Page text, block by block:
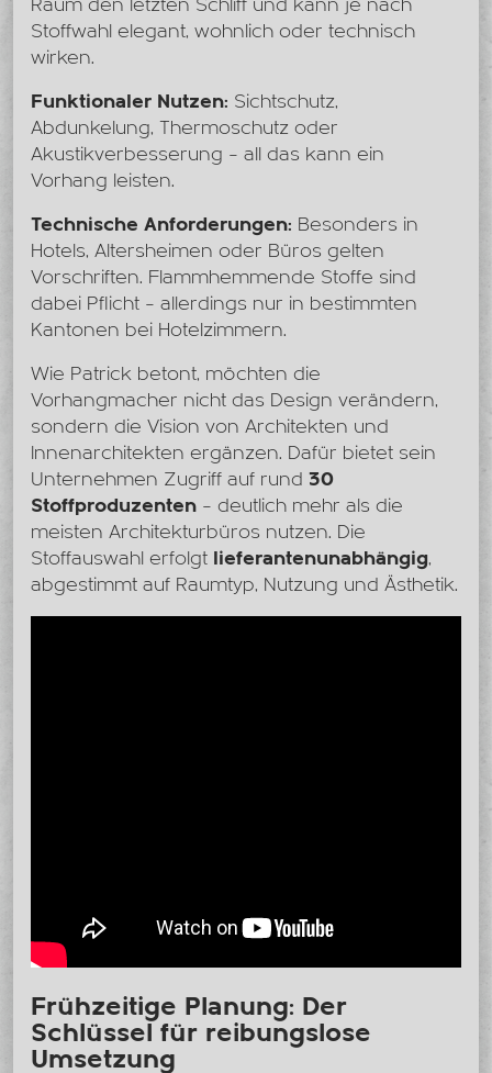
Stoffwahl elegant, wohnlich oder technisch
wirken.
Funktionaler Nutzen: Sichtschutz,
Abdunkelung, Thermoschutz oder
Akustikverbesserung – all das kann ein
Vorhang leisten.
Technische Anforderungen: Besonders in
Hotels, Altersheimen oder Büros gelten
Vorschriften. Flammhemmende Stoffe sind
dabei Pflicht – allerdings nur in bestimmten
Kantonen bei Hotelzimmern.
Wie Patrick betont, möchten die
Vorhangmacher nicht das Design verändern,
sondern die Vision von Architekten und
Innenarchitekten ergänzen. Dafür bietet sein
Unternehmen Zugriff auf rund 30
Stoffproduzenten – deutlich mehr als die
meisten Architekturbüros nutzen. Die
Stoffauswahl erfolgt lieferantenunabhängig,
abgestimmt auf Raumtyp, Nutzung und Ästhetik.
Frühzeitige Planung: Der
Schlüssel für reibungslose
Umsetzung